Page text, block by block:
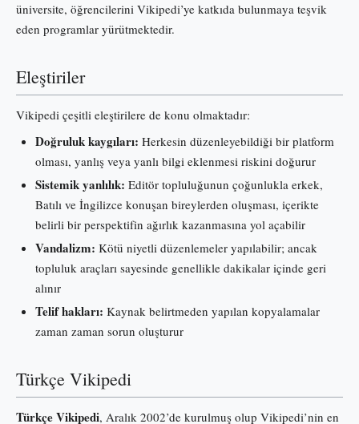
üniversite, öğrencilerini Vikipedi’ye katkıda bulunmaya teşvik
eden programlar yürütmektedir.
Eleştiriler
Vikipedi çeşitli eleştirilere de konu olmaktadır:
Doğruluk kaygıları: Herkesin düzenleyebildiği bir platform
olması, yanlış veya yanlı bilgi eklenmesi riskini doğurur
Sistemik yanlılık: Editör topluluğunun çoğunlukla erkek,
Batılı ve İngilizce konuşan bireylerden oluşması, içerikte
belirli bir perspektifin ağırlık kazanmasına yol açabilir
Vandalizm: Kötü niyetli düzenlemeler yapılabilir; ancak
topluluk araçları sayesinde genellikle dakikalar içinde geri
alınır
Telif hakları: Kaynak belirtmeden yapılan kopyalamalar
zaman zaman sorun oluşturur
Türkçe Vikipedi
Türkçe Vikipedi, Aralık 2002’de kurulmuş olup Vikipedi’nin en